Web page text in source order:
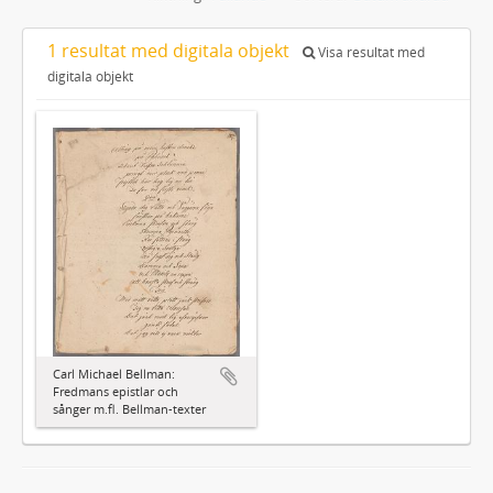
1 resultat med digitala objekt
Visa resultat med
digitala objekt
Carl Michael Bellman:
Fredmans epistlar och
sånger m.fl. Bellman-texter